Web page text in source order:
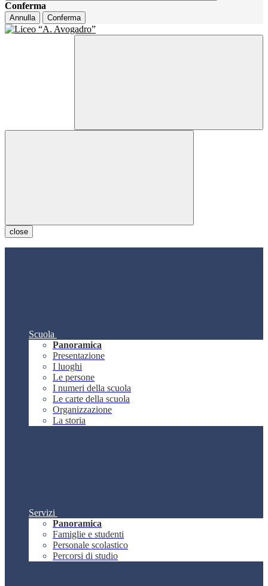
Conferma
Annulla Conferma
close
Scuola
Panoramica
Presentazione
I luoghi
Le persone
I numeri della scuola
Le carte della scuola
Organizzazione
La storia
Servizi
Panoramica
Famiglie e studenti
Personale scolastico
Percorsi di studio